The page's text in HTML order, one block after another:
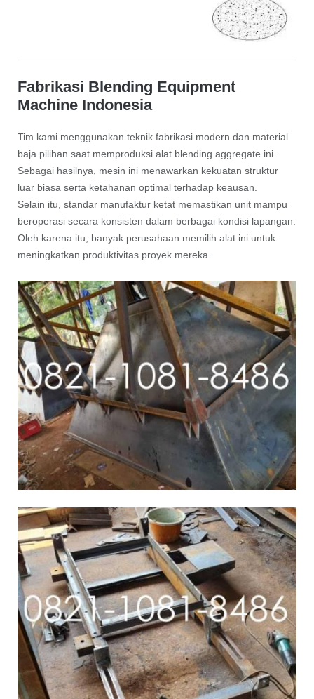
Fabrikasi Blending Equipment
Machine Indonesia
Tim kami menggunakan teknik fabrikasi modern dan material
baja pilihan saat memproduksi alat blending aggregate ini.
Sebagai hasilnya, mesin ini menawarkan kekuatan struktur
luar biasa serta ketahanan optimal terhadap keausan.
Selain itu, standar manufaktur ketat memastikan unit mampu
beroperasi secara konsisten dalam berbagai kondisi lapangan.
Oleh karena itu, banyak perusahaan memilih alat ini untuk
meningkatkan produktivitas proyek mereka.